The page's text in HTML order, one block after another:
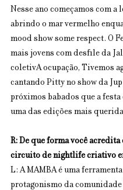
Nesse ano começamos com a
abrindo o mar vermelho
mood show some respect. O
mais jovens com desfile da
coletivA ocupação, Tivemos
cantando Pitty no show da
próximos babados que a
uma das edições mais
R: De que forma você
circuito de nightlife criativo
L: A MAMBA é uma
protagonismo da